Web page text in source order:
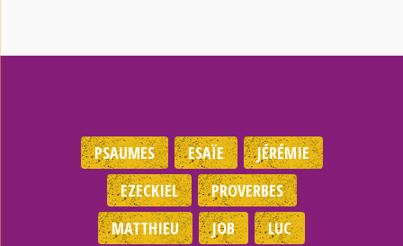
PSAUMES ESAÏE
JÉRÉMIE
EZECKIEL
PROVERBES
MATTHIEU
JOB LUC